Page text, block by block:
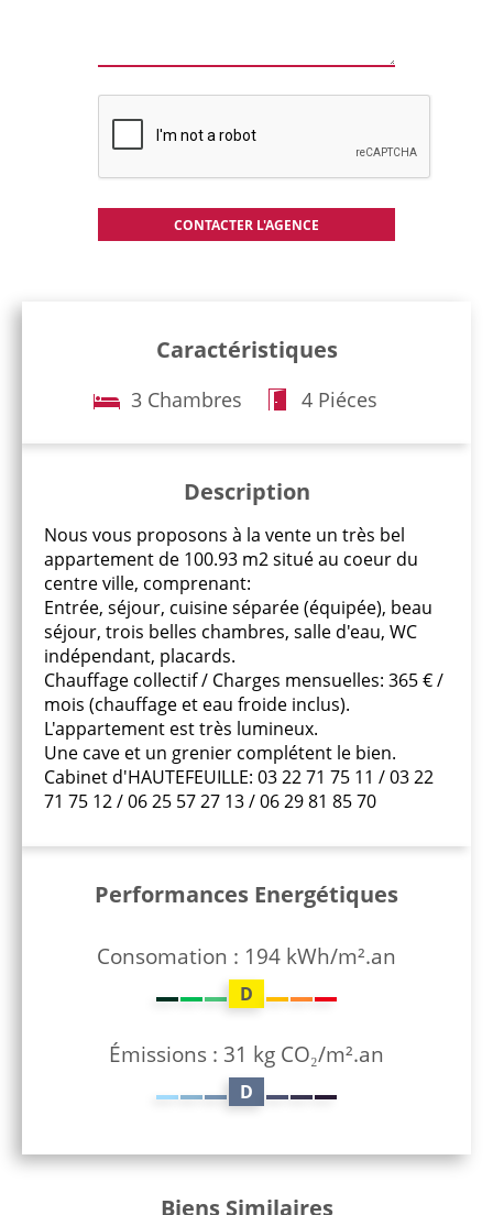
Caractéristiques
3 Chambres 4 Piéces
Description
Nous vous proposons à la vente un très bel
appartement de 100.93 m2 situé au coeur du
centre ville, comprenant:
Entrée, séjour, cuisine séparée (équipée), beau
séjour, trois belles chambres, salle d'eau, WC
indépendant, placards.
Chauffage collectif / Charges mensuelles: 365 € /
mois (chauffage et eau froide inclus).
L'appartement est très lumineux.
Une cave et un grenier complétent le bien.
Cabinet d'HAUTEFEUILLE: 03 22 71 75 11 / 03 22
71 75 12 / 06 25 57 27 13 / 06 29 81 85 70
Performances Energétiques
Consomation : 194 kWh/m².an
D
Émissions : 31 kg CO₂/m².an
D
Biens Similaires